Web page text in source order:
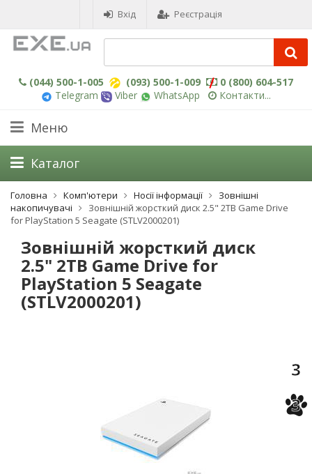
Вхід Реєстрація
(044) 500-1-005 (093) 500-1-009
0 (800) 604-517
Telegram
Viber WhatsApp Контакти...
Меню
Головна Комп'ютери Носії інформації
Зовнішні
накопичувачі
Зовнішній жорсткий диск 2.5" 2TB Game Drive
for PlayStation 5 Seagate (STLV2000201)
Зовнішній жорсткий диск
2.5" 2TB Game Drive for
PlayStation 5 Seagate
(STLV2000201)
3
3
Каталог